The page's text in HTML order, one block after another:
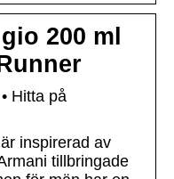
200 ml
Hitta på
inspirerad av
tillbringade